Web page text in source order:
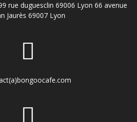
rue duguesclin 69006 Lyon 66 avenue
Jaurès 69007 Lyon